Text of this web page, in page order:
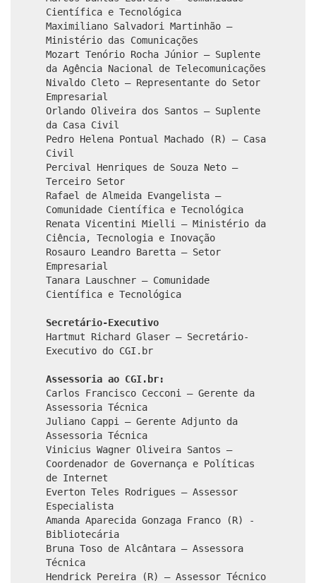
Científica e Tecnológica
Maximiliano Salvadori Martinhão –
Ministério das Comunicações
Mozart Tenório Rocha Júnior – Suplente
da Agência Nacional de Telecomunicações
Nivaldo Cleto – Representante do Setor
Empresarial
Orlando Oliveira dos Santos – Suplente
da Casa Civil
Pedro Helena Pontual Machado (R) – Casa
Civil
Percival Henriques de Souza Neto –
Terceiro Setor
Rafael de Almeida Evangelista –
Comunidade Científica e Tecnológica
Renata Vicentini Mielli – Ministério da
Ciência, Tecnologia e Inovação
Rosauro Leandro Baretta – Setor
Empresarial
Tanara Lauschner – Comunidade
Científica e Tecnológica
Secretário-Executivo
Hartmut Richard Glaser – Secretário-
Executivo do CGI.br
Assessoria ao CGI.br:
Carlos Francisco Cecconi – Gerente da
Assessoria Técnica
Juliano Cappi – Gerente Adjunto da
Assessoria Técnica
Vinicius Wagner Oliveira Santos –
Coordenador de Governança e Políticas
de Internet
Everton Teles Rodrigues – Assessor
Especialista
Amanda Aparecida Gonzaga Franco (R) -
Bibliotecária
Bruna Toso de Alcântara – Assessora
Técnica
Hendrick Pereira (R) – Assessor Técnico